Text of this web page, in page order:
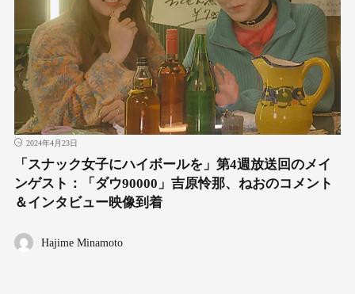
2024年4月23日
「スナック女子にハイボールを」第4週放送回のメイ
ンゲスト：「ダウ90000」吉原怜那、ねおのコメント
＆インタビュー映像到着
Hajime Minamoto